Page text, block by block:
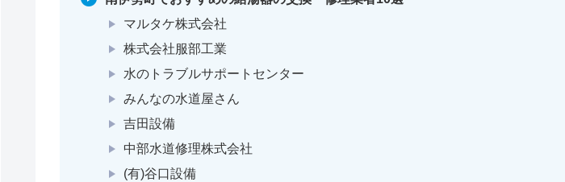
マルタケ株式会社
株式会社服部工業
水のトラブルサポートセンター
みんなの水道屋さん
吉田設備
中部水道修理株式会社
(有)谷口設備